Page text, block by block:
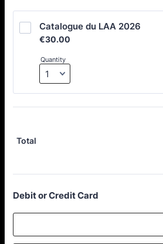
Catalogue du LAA 2026
€30.00
€30.00
Quantity
Total
Debit or Credit Card